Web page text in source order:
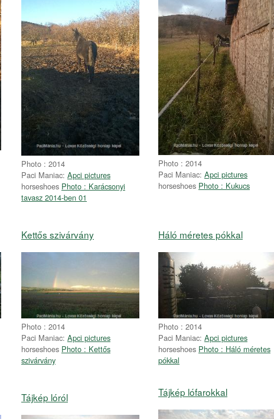
Photo : 2014
Paci Maniac: Apci pictures
horseshoes Photo : Karácsonyi
tavasz 2014-ben 01
Photo : 2014
Paci Maniac: Apci pictures
horseshoes Photo : Kukucs
Kettős szivárvány
Photo : 2014
Paci Maniac: Apci pictures
horseshoes Photo : Kettős
szivárvány
Háló méretes pókkal
Photo : 2014
Paci Maniac: Apci pictures
horseshoes Photo : Háló méretes
pókkal
Tájkép lóról Tájkép lófarokkal